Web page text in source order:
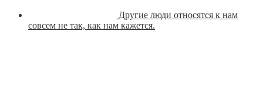
Другие люди относятся к нам
совсем не так, как нам кажется.